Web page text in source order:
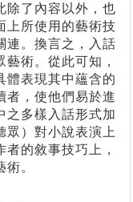
除了內容以外，也
上所使用的藝術技
連。換言之，入話
術。從此可知，
體表現其中蘊含的
者，使他們易於進
之多樣入話形式加
眾）對小說表演上
的敘事技巧上，
。